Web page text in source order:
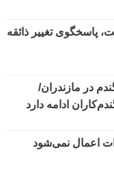
پاسخگوی تغییر ذائقه
گندم در مازندران/
ادامه دارد
اعمال نمی‌شود